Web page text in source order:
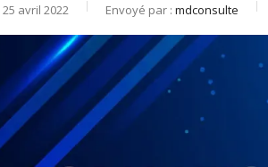
25 avril 2022 Envoyé par : mdconsulte